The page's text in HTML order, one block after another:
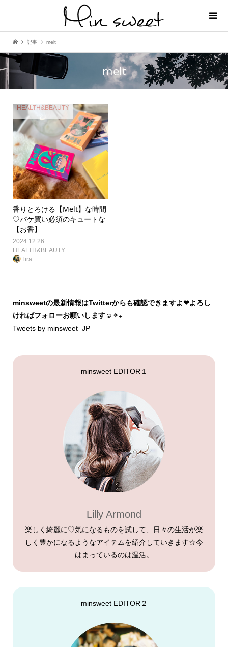
記事 melt
melt
HEALTH&BEAUTY
香りとろける【Melt】な時間
♡パケ買い必須のキュートな
【お香】
2024.12.26
HEALTH&BEAUTY
lira
minsweetの最新情報はTwitterからも確認できますよ❤︎よろし
ければフォローお願いします☺︎✧₊
Tweets by minsweet_JP
minsweet EDITOR１
Lilly Armond
楽しく綺麗に♡気になるものを試して、日々の生活が楽
しく豊かになるようなアイテムを紹介していきます☆今
はまっているのは温活。
minsweet EDITOR２